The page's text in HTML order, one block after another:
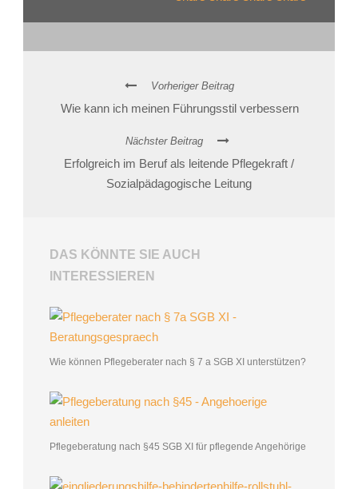
Vorheriger Beitrag
Wie kann ich meinen Führungsstil verbessern
Nächster Beitrag
Erfolgreich im Beruf als leitende Pflegekraft /
Sozialpädagogische Leitung
DAS KÖNNTE SIE AUCH
INTERESSIEREN
Wie können Pflegeberater nach § 7 a SGB XI unterstützen?
Pflegeberatung nach §45 SGB XI für pflegende Angehörige